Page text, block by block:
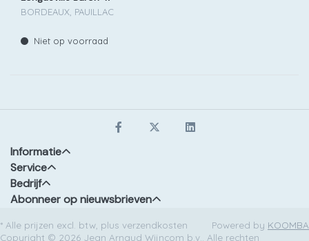
BORDEAUX, PAUILLAC
Niet op voorraad
Informatie
Service
Bedrijf
Abonneer op nieuwsbrieven
* Alle prijzen excl. btw, plus verzendkosten Powered by KOOMBA
Copyright © 2026 Jean Arnaud Wijncom b.v.. Alle rechten